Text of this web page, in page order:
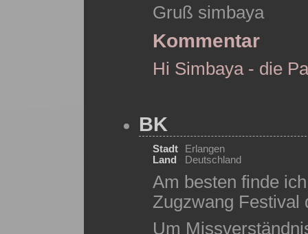
Gruß simbaya
Kommentar
Hi Simbaya - die
BK
Stadt
Erlangen
Land
Deutschland
Am besten finde
Zugzwang Festival
Um